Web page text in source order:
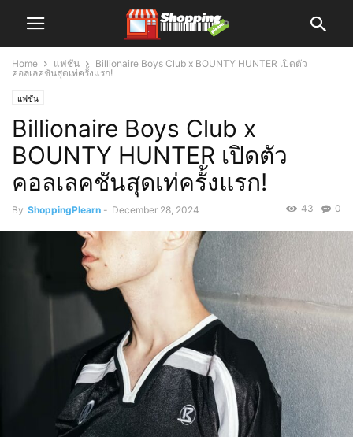
Home แฟชั่น
Billionaire Boys Club x BOUNTY HUNTER เปิดตัว
คอลเลคชันสุดเท่ครั้งแรก!
แฟชั่น
Billionaire Boys Club x
BOUNTY HUNTER เปิดตัว
คอลเลคชันสุดเท่ครั้งแรก!
By ShoppingPlearn - December 28, 2024 0
43